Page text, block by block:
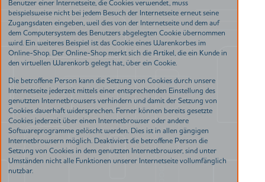
Benutzer einer Internetseite, die Cookies verwendet, muss
beispielsweise nicht bei jedem Besuch der Internetseite erneut seine
Zugangsdaten eingeben, weil dies von der Internetseite und dem auf
dem Computersystem des Benutzers abgelegten Cookie übernommen
wird. Ein weiteres Beispiel ist das Cookie eines Warenkorbes im
Online-Shop. Der Online-Shop merkt sich die Artikel, die ein Kunde in
den virtuellen Warenkorb gelegt hat, über ein Cookie.
Die betroffene Person kann die Setzung von Cookies durch unsere
Internetseite jederzeit mittels einer entsprechenden Einstellung des
genutzten Internetbrowsers verhindern und damit der Setzung von
Cookies dauerhaft widersprechen. Ferner können bereits gesetzte
Cookies jederzeit über einen Internetbrowser oder andere
Softwareprogramme gelöscht werden. Dies ist in allen gängigen
Internetbrowsern möglich. Deaktiviert die betroffene Person die
Setzung von Cookies in dem genutzten Internetbrowser, sind unter
Umständen nicht alle Funktionen unserer Internetseite vollumfänglich
nutzbar.